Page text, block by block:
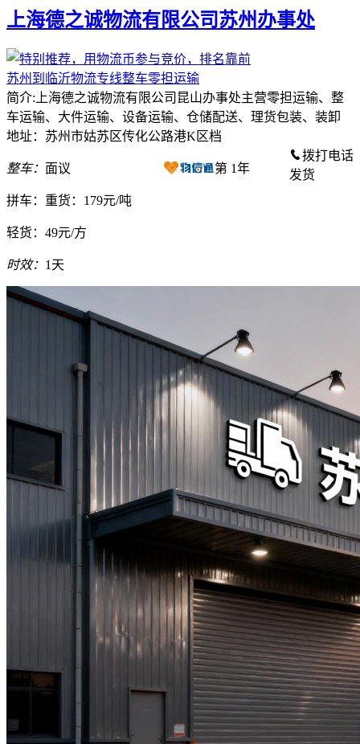
上海德之诚物流有限公司苏州办事处
苏州到临沂物流专线整车零担运输
简介:上海德之诚物流有限公司昆山办事处主营零担运输、整
车运输、大件运输、设备运输、仓储配送、理货包装、装卸
地址：苏州市姑苏区传化公路港K区档
整车： 面议
拼车： 重货：179元/吨
轻货： 49元/方
时效： 1天
第 1年
拨打电话
发货